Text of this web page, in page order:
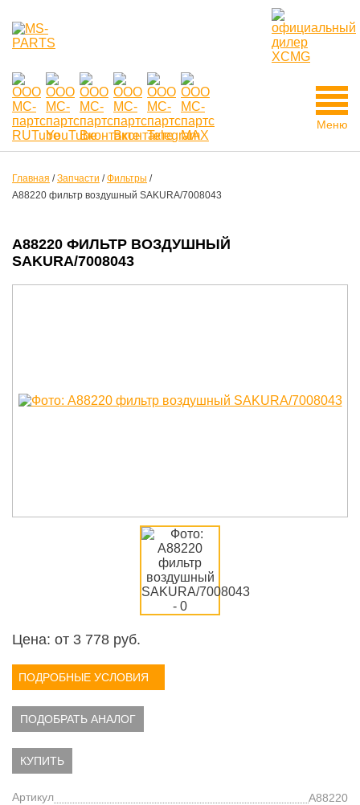
Меню
Главная /Запчасти /Фильтры /
A88220 фильтр воздушный SAKURA/7008043
A88220 ФИЛЬТР ВОЗДУШНЫЙ
SAKURA/7008043
Цена: от 3 778 руб.
ПОДРОБНЫЕ УСЛОВИЯ
ПОДОБРАТЬ АНАЛОГ
КУПИТЬ
Артикул A88220